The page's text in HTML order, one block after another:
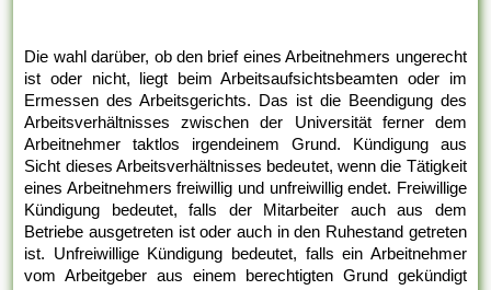
Die wahl darüber, ob den brief eines Arbeitnehmers ungerecht
ist oder nicht, liegt beim Arbeitsaufsichtsbeamten oder im
Ermessen des Arbeitsgerichts. Das ist die Beendigung des
Arbeitsverhältnisses zwischen der Universität ferner dem
Arbeitnehmer taktlos irgendeinem Grund. Kündigung aus
Sicht dieses Arbeitsverhältnisses bedeutet, wenn die Tätigkeit
eines Arbeitnehmers freiwillig und unfreiwillig endet. Freiwillige
Kündigung bedeutet, falls der Mitarbeiter auch aus dem
Betriebe ausgetreten ist oder auch in den Ruhestand getreten
ist. Unfreiwillige Kündigung bedeutet, falls ein Arbeitnehmer
vom Arbeitgeber aus einem berechtigten Grund gekündigt